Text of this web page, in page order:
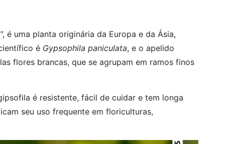
é uma planta originária da Europa e da Ásia,
é Gypsophila paniculata, e o apelido
flores brancas, que se agrupam em ramos finos
é resistente, fácil de cuidar e tem longa
seu uso frequente em floriculturas,